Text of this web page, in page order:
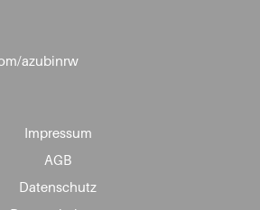
azubinrw
Impressum
AGB
Datenschutz